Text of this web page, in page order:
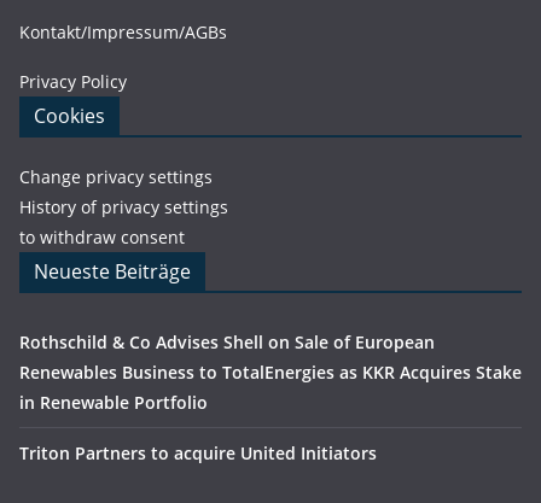
Kontakt/Impressum/AGBs
Privacy Policy
Cookies
Change privacy settings
History of privacy settings
to withdraw consent
Neueste Beiträge
Rothschild & Co Advises Shell on Sale of European
Renewables Business to TotalEnergies as KKR Acquires Stake
in Renewable Portfolio
Triton Partners to acquire United Initiators